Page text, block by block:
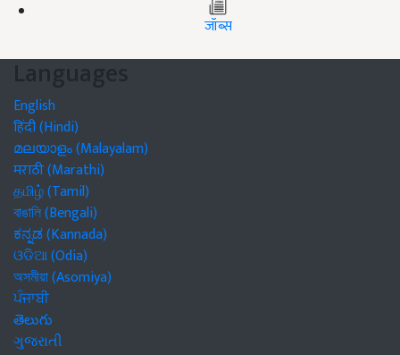
जॉब्स
Languages
English
हिंदी (Hindi)
മലയാളം (Malayalam)
मराठी (Marathi)
தமிழ் (Tamil)
বাঙালি (Bengali)
ಕನ್ನಡ (Kannada)
ଓଡିଆ (Odia)
অসমীয়া (Asomiya)
ਪੰਜਾਬੀ
తెలుగు
ગુજરાતી